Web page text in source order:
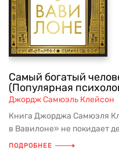
Самый богатый
(Популярная
Джордж Самюэль Клейсон
Книга Джорджа Самюэля
в Вавилоне» не покидает
ПОДРОБНЕЕ